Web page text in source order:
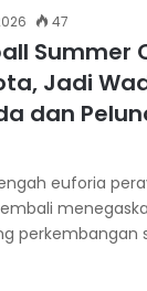
47
Summer
Jadi
dan
tengah euforia
perkembangan